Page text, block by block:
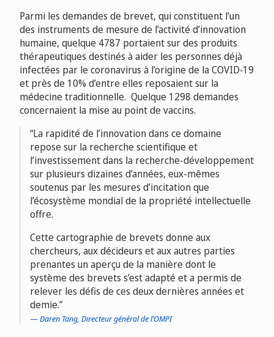
Parmi les demandes de brevet, qui constituent l’un
des instruments de mesure de l’activité d’innovation
humaine, quelque 4787 portaient sur des produits
thérapeutiques destinés à aider les personnes déjà
infectées par le coronavirus à l’origine de la COVID‑19
et près de 10% d’entre elles reposaient sur la
médecine traditionnelle. Quelque 1298 demandes
concernaient la mise au point de vaccins.
La rapidité de l’innovation dans ce domaine
repose sur la recherche scientifique et
l’investissement dans la recherche-développement
sur plusieurs dizaines d’années, eux-mêmes
soutenus par les mesures d’incitation que
l’écosystème mondial de la propriété intellectuelle
offre.
Cette cartographie de brevets donne aux
chercheurs, aux décideurs et aux autres parties
prenantes un aperçu de la manière dont le
système des brevets s’est adapté et a permis de
relever les défis de ces deux dernières années et
demie.
Daren Tang, Directeur général de l’OMPI